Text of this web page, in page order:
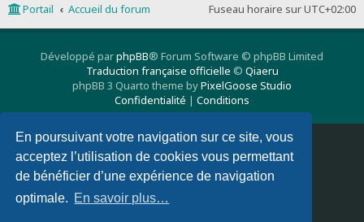
En poursuivant votre navigation sur ce site, vous
acceptez l’utilisation de cookies vous permettant
de bénéficier d’une expérience de navigation
optimale. En savoir plus…
Fuseau horaire surUTC+02:00
Portail Accueil du forum
Développé parphpBB® Forum Software © phpBB Limited
Traduction française officielle © Qiaeru
phpBB 3 Quarto theme byPixelGoose Studio
Confidentialité | Conditions
Supprimer les cookies Nous contacter